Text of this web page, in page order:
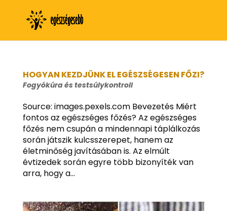
HOGYAN KEZDJÜNK EL EGÉSZSÉGESEN FŐZI?
Fogyókúra és testsúlykontroll
Source: images.pexels.com Bevezetés Miért
fontos az egészséges főzés? Az egészséges
főzés nem csupán a mindennapi táplálkozás
során játszik kulcsszerepet, hanem az
életminőség javításában is. Az elmúlt
évtizedek során egyre több bizonyíték van
arra, hogy a...